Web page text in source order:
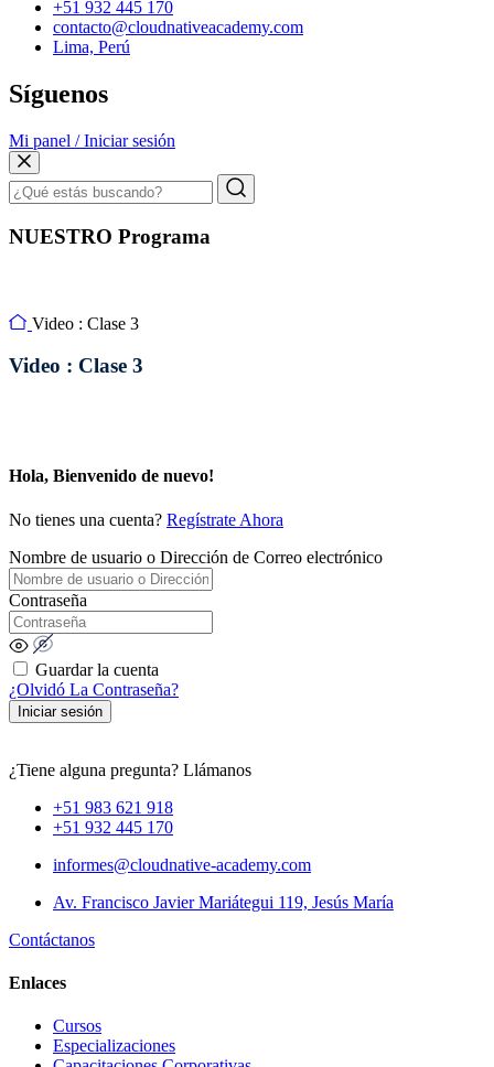
+51 932 445 170
contacto@cloudnativeacademy.com
Lima, Perú
Síguenos
Mi panel / Iniciar sesión
NUESTRO Programa
Video : Clase 3
Video : Clase 3
Hola, Bienvenido de nuevo!
No tienes una cuenta? Regístrate Ahora
Nombre de usuario o Dirección de Correo electrónico
Contraseña
Guardar la cuenta
¿Olvidó La Contraseña?
Iniciar sesión
¿Tiene alguna pregunta? Llámanos
+51 983 621 918
+51 932 445 170
informes@cloudnative-academy.com
Av. Francisco Javier Mariátegui 119, Jesús María
Contáctanos
Enlaces
Cursos
Especializaciones